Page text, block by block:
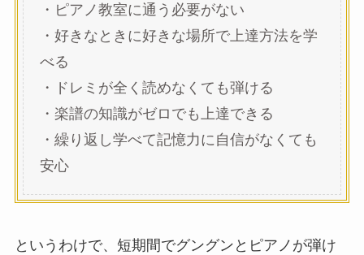
・ピアノ教室に通う必要がない
・好きなときに好きな場所で上達方法を学
べる
・ドレミが全く読めなくても弾ける
・楽譜の知識がゼロでも上達できる
・繰り返し学べて記憶力に自信がなくても
安心
というわけで、短期間でグングンとピアノが弾け